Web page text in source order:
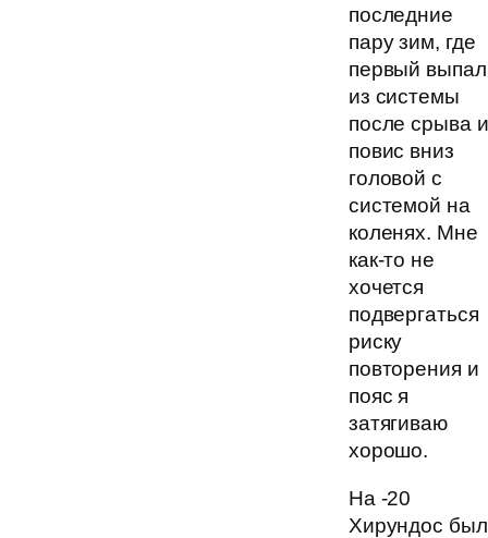
последние
пару зим, где
первый выпал
из системы
после срыва и
повис вниз
головой с
системой на
коленях. Мне
как-то не
хочется
подвергаться
риску
повторения и
пояс я
затягиваю
хорошо.
На -20
Хирундос был